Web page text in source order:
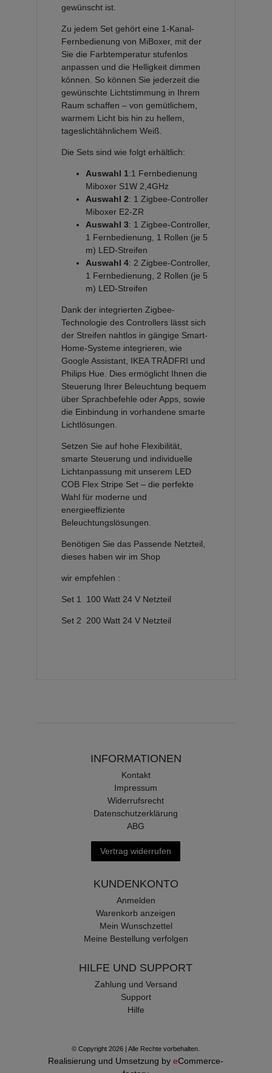
gewünscht ist.
Zu jedem Set gehört eine 1-Kanal-
Fernbedienung von MiBoxer, mit der
Sie die Farbtemperatur stufenlos
anpassen und die Helligkeit dimmen
können. So können Sie jederzeit die
gewünschte Lichtstimmung in Ihrem
Raum schaffen – von gemütlichem,
warmem Licht bis hin zu hellem,
tageslichtähnlichem Weiß.
Die Sets sind wie folgt erhältlich:
Auswahl 1:1 Fernbedienung
Miboxer S1W 2,4GHz
Auswahl 2: 1 Zigbee-Controller
Miboxer E2-ZR
Auswahl 3: 1 Zigbee-Controller,
1 Fernbedienung, 1 Rollen (je 5
m) LED-Streifen
Auswahl 4: 2 Zigbee-Controller,
1 Fernbedienung, 2 Rollen (je 5
m) LED-Streifen
Dank der integrierten Zigbee-
Technologie des Controllers lässt sich
der Streifen nahtlos in gängige Smart-
Home-Systeme integrieren, wie
Google Assistant, IKEA TRÅDFRI und
Philips Hue. Dies ermöglicht Ihnen die
Steuerung Ihrer Beleuchtung bequem
über Sprachbefehle oder Apps, sowie
die Einbindung in vorhandene smarte
Lichtlösungen.
Setzen Sie auf hohe Flexibilität,
smarte Steuerung und individuelle
Lichtanpassung mit unserem LED
COB Flex Stripe Set – die perfekte
Wahl für moderne und
energieeffiziente
Beleuchtungslösungen.
Benötigen Sie das Passende Netzteil,
dieses haben wir im Shop
wir empfehlen :
Set 1 100 Watt 24 V Netzteil
Set 2 200 Watt 24 V Netzteil
INFORMATIONEN
Kontakt
Impressum
Widerrufsrecht
Datenschutzerklärung
ABG
Vertrag widerrufen
KUNDENKONTO
Anmelden
Warenkorb anzeigen
Mein Wunschzettel
Meine Bestellung verfolgen
HILFE UND SUPPORT
Zahlung und Versand
Support
Hilfe
© Copyright 2026 | Alle Rechte vorbehalten.
Realisierung und Umsetzung byeCommerce-